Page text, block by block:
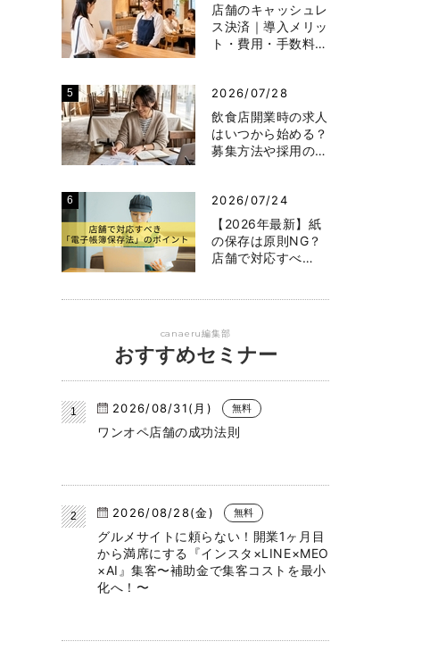
店舗のキャッシュレ
ス決済｜導入メリッ
ト・費用・手数料…
2026/07/28
飲食店開業時の求人
はいつから始める？
募集方法や採用の…
2026/07/24
【2026年最新】紙
の保存は原則NG？
店舗で対応すべ…
canaeru編集部
おすすめセミナー
2026/08/31(月) 無料
ワンオペ店舗の成功法則
2026/08/28(金) 無料
グルメサイトに頼らない！開業1ヶ月目
から満席にする『インスタ×LINE×MEO
×AI』集客〜補助金で集客コストを最小
化へ！〜